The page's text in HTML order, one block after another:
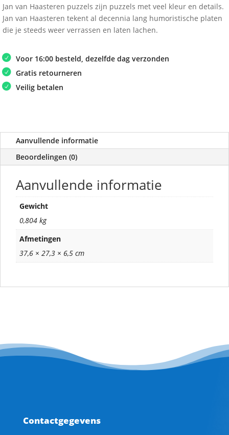
Jan van Haasteren puzzels zijn puzzels met veel kleur en details.
Jan van Haasteren tekent al decennia lang humoristische platen
die je steeds weer verrassen en laten lachen.
Voor 16:00 besteld, dezelfde dag verzonden
Gratis retourneren
Veilig betalen
Aanvullende informatie
Beoordelingen (0)
Aanvullende informatie
Gewicht
0,804 kg
Afmetingen
37,6 × 27,3 × 6,5 cm
Contactgegevens